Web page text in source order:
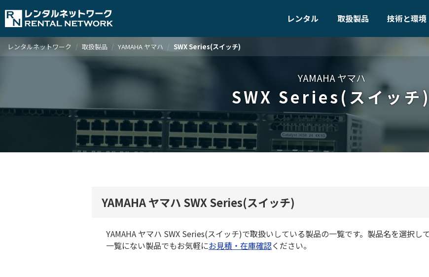
レンタル 取扱製品 技術と環境
レンタルネットワーク 取扱製品 YAMAHA ヤマハ SWX Series(スイッチ)
YAMAHA ヤマハ
SWX Series(スイッチ)
YAMAHA ヤマハ SWX Series(スイッチ)
YAMAHA ヤマハ SWX Series(スイッチ)で取扱いしている製品の一覧です。製品名を選択し
一覧にない製品でもお気軽にお見積・在庫確認ください。